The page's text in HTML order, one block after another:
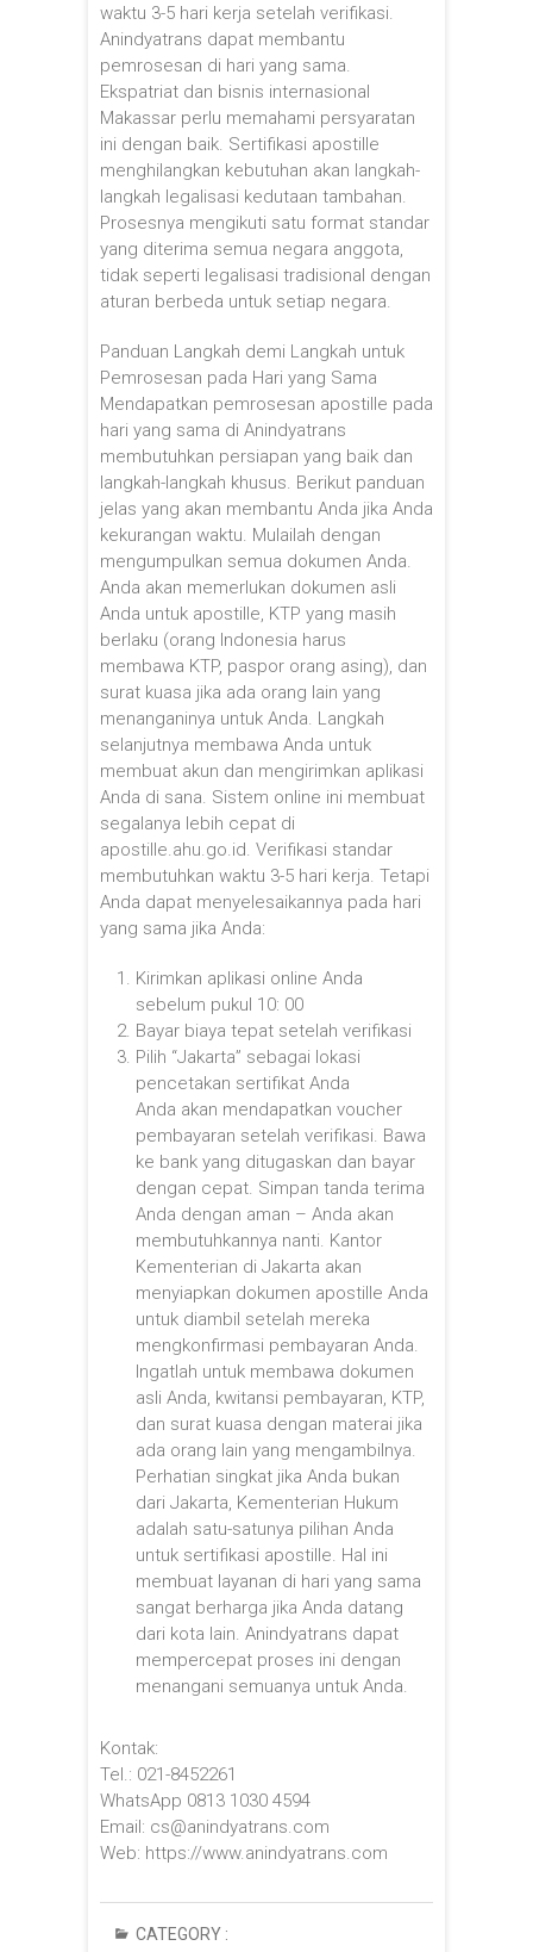
waktu 3-5 hari kerja setelah verifikasi.
Anindyatrans dapat membantu
pemrosesan di hari yang sama.
Ekspatriat dan bisnis internasional
Makassar perlu memahami persyaratan
ini dengan baik. Sertifikasi apostille
menghilangkan kebutuhan akan langkah-
langkah legalisasi kedutaan tambahan.
Prosesnya mengikuti satu format standar
yang diterima semua negara anggota,
tidak seperti legalisasi tradisional dengan
aturan berbeda untuk setiap negara.
Panduan Langkah demi Langkah untuk
Pemrosesan pada Hari yang Sama
Mendapatkan pemrosesan apostille pada
hari yang sama di Anindyatrans
membutuhkan persiapan yang baik dan
langkah-langkah khusus. Berikut panduan
jelas yang akan membantu Anda jika Anda
kekurangan waktu. Mulailah dengan
mengumpulkan semua dokumen Anda.
Anda akan memerlukan dokumen asli
Anda untuk apostille, KTP yang masih
berlaku (orang Indonesia harus
membawa KTP, paspor orang asing), dan
surat kuasa jika ada orang lain yang
menanganinya untuk Anda. Langkah
selanjutnya membawa Anda untuk
membuat akun dan mengirimkan aplikasi
Anda di sana. Sistem online ini membuat
segalanya lebih cepat di
apostille.ahu.go.id. Verifikasi standar
membutuhkan waktu 3-5 hari kerja. Tetapi
Anda dapat menyelesaikannya pada hari
yang sama jika Anda:
Kirimkan aplikasi online Anda
sebelum pukul 10: 00
Bayar biaya tepat setelah verifikasi
Pilih “Jakarta” sebagai lokasi
pencetakan sertifikat Anda
Anda akan mendapatkan voucher
pembayaran setelah verifikasi. Bawa
ke bank yang ditugaskan dan bayar
dengan cepat. Simpan tanda terima
Anda dengan aman – Anda akan
membutuhkannya nanti. Kantor
Kementerian di Jakarta akan
menyiapkan dokumen apostille Anda
untuk diambil setelah mereka
mengkonfirmasi pembayaran Anda.
Ingatlah untuk membawa dokumen
asli Anda, kwitansi pembayaran, KTP,
dan surat kuasa dengan materai jika
ada orang lain yang mengambilnya.
Perhatian singkat jika Anda bukan
dari Jakarta, Kementerian Hukum
adalah satu-satunya pilihan Anda
untuk sertifikasi apostille. Hal ini
membuat layanan di hari yang sama
sangat berharga jika Anda datang
dari kota lain. Anindyatrans dapat
mempercepat proses ini dengan
menangani semuanya untuk Anda.
Kontak:
Tel.: 021-8452261
WhatsApp 0813 1030 4594
Email: cs@anindyatrans.com
Web: https://www.anindyatrans.com
CATEGORY :